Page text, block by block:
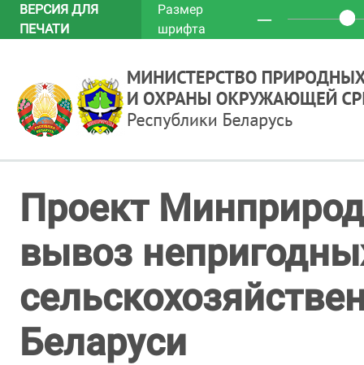
ВЕРСИЯ ДЛЯ
ПЕЧАТИ
Размер
шрифта
─
Проект
вывоз
Беларуси